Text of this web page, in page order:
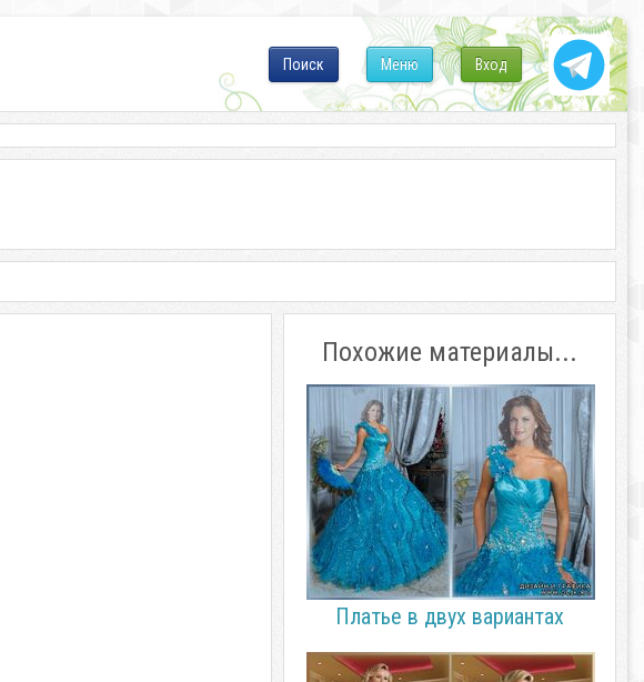
Вход
Меню
Поиск
Похожие материалы...
Платье в двух вариантах